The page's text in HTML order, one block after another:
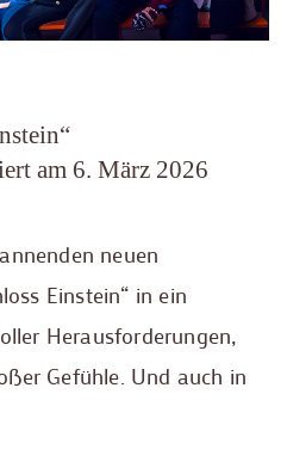
am 6. März 2026
neuen
Einstein“ in ein
Herausforderungen,
Gefühle. Und auch in